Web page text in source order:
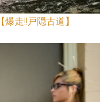
走!!戸隠古道】